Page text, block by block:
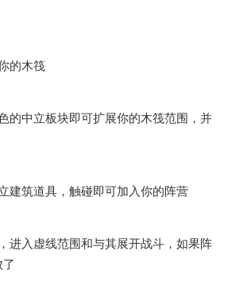
的木筏
的中立板块即可扩展你的木筏范围，并
建筑道具，触碰即可加入你的阵营
进入虚线范围和与其展开战斗，如果阵